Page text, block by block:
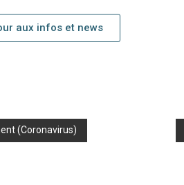
aux infos et news
(Coronavirus)